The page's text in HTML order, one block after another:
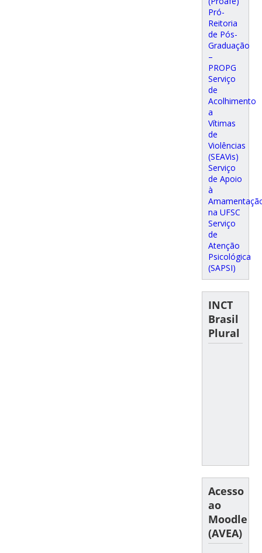
Pró-
Reitoria
de Pós-
Graduação
–
PROPG
Serviço
de
Acolhimento
a
Vítimas
de
Violências
(SEAVis)
Serviço
de Apoio
à
na UFSC
Serviço
de
Atenção
Psicológica
(SAPSI)
INCT
Brasil
Plural
Acesso
ao
Moodle
(AVEA)